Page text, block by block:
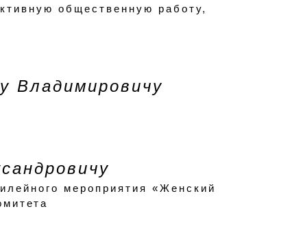
общественную работу,
Владимировичу
мероприятия «Женский